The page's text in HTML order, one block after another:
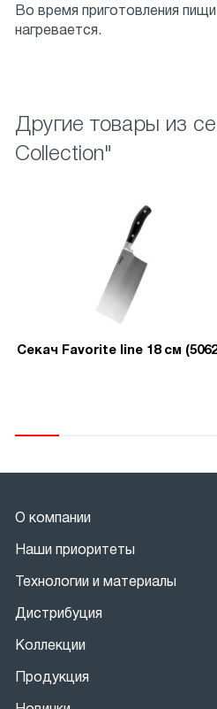
Во время приготовления
нагревается.
Другие товары из
Collection"
Секач Favorite line 18 см
О компании
Наши приоритеты
Технологии и материалы
Дистрибуция
Коллекции
Продукция